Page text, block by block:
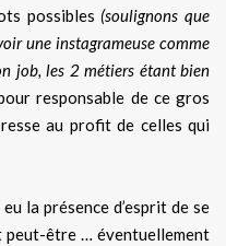
possibles (soulignons que
une instagrameuse comme
job, les 2 métiers étant bien
responsable de ce gros
au profit de celles qui
la présence d’esprit de se
peut-être … éventuellement